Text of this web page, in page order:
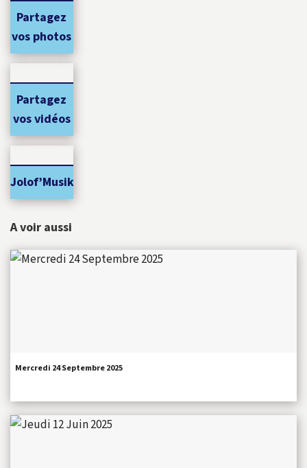
Partagez
vos photos
Partagez
vos vidéos
Jolof’Musik
A voir aussi
Mercredi 24 Septembre 2025